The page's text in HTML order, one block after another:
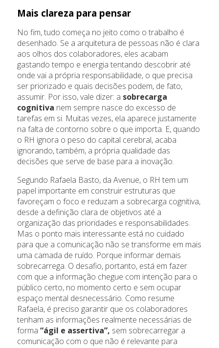
Mais clareza para pensar
No fim, tudo começa no jeito como o trabalho é
desenhado. Se a arquitetura de pessoas não é clara
aos olhos dos colaboradores, eles acabam
gastando tempo e energia tentando descobrir até
onde vai a própria responsabilidade, o que precisa
ser priorizado e quais decisões podem, de fato,
assumir. Por isso, vale dizer: a sobrecarga
cognitiva nem sempre nasce do excesso de
tarefas em si. Muitas vezes, ela aparece justamente
na falta de contorno sobre o que importa. E, quando
o RH ignora o peso do capital cerebral, acaba
ignorando, também, a própria qualidade das
decisões que serve de base para a inovação.
Segundo Rafaela Basto, da Avenue, o RH tem um
papel importante em construir estruturas que
favoreçam o foco e reduzam a sobrecarga cognitiva,
desde a definição clara de objetivos até a
organização das prioridades e responsabilidades.
Mas o ponto mais interessante está no cuidado
para que a comunicação não se transforme em mais
uma camada de ruído. Porque informar demais
sobrecarrega. O desafio, portanto, está em fazer
com que a informação chegue com intenção para o
público certo, no momento certo e sem ocupar
espaço mental desnecessário. Como resume
Rafaela, é preciso garantir que os colaboradores
tenham as informações realmente necessárias de
forma “ágil e assertiva”, sem sobrecarregar a
comunicação com o que não é relevante para